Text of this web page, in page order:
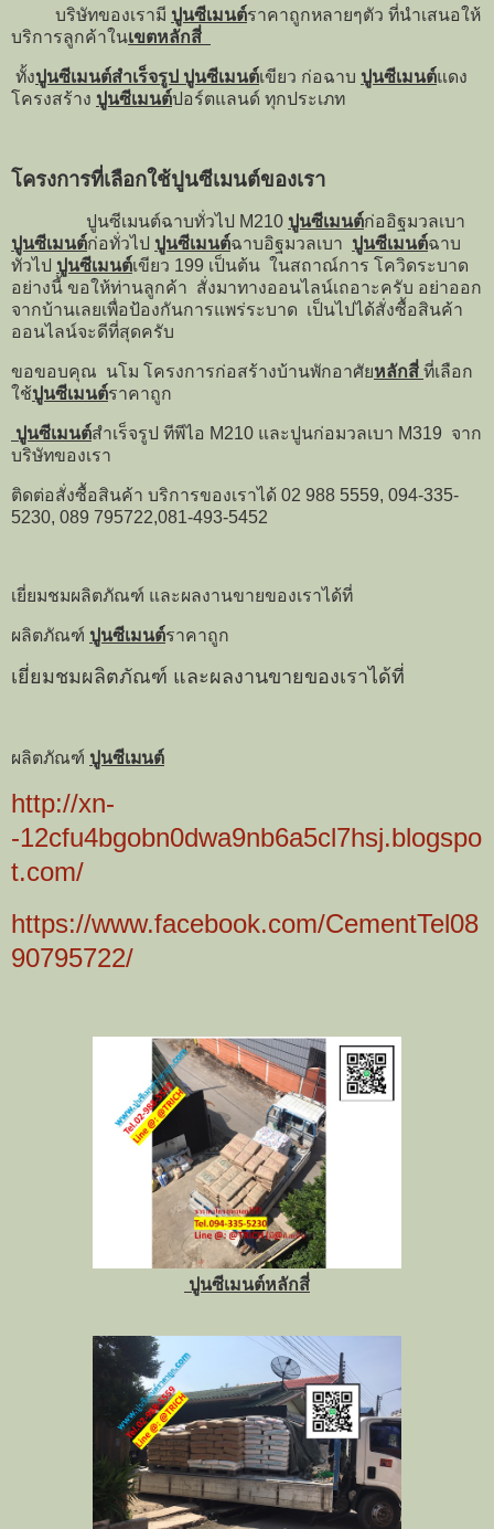
บริษัทของเรามี ปูนซีเมนต์ราคาถูกหลายๆตัว ที่นำเสนอให้
บริการลูกค้าในเขตหลักสี่
ทั้งปูนซีเมนต์สำเร็จรูป ปูนซีเมนต์เขียว ก่อฉาบ ปูนซีเมนต์แดง
โครงสร้าง ปูนซีเมนต์ปอร์ตแลนด์ ทุกประเภท
โครงการที่เลือกใช้ปูนซีเมนต์ของเรา
ปูนซีเมนต์ฉาบทั่วไป M210 ปูนซีเมนต์ก่ออิฐมวลเบา
ปูนซีเมนต์ก่อทั่วไป ปูนซีเมนต์ฉาบอิฐมวลเบา ปูนซีเมนต์ฉาบ
ทั่วไป ปูนซีเมนต์เขียว 199 เป็นต้น ในสถาณ์การ โควิดระบาด
อย่างนี้ ขอให้ท่านลูกค้า สั่งมาทางออนไลน์เถอาะครับ อย่าออก
จากบ้านเลยเพื่อป้องกันการแพร่ระบาด เป็นไปได้สั่งซื้อสินค้า
ออนไลน์จะดีที่สุดครับ
ขอขอบคุณ นโม โครงการก่อสร้างบ้านพักอาศัยหลักสี่ ที่เลือก
ใช้ปูนซีเมนต์ราคาถูก
ปูนซีเมนต์สำเร็จรูป ทีพีไอ M210 และปูนก่อมวลเบา M319 จาก
บริษัทของเรา
ติดต่อสั่งซื้อสินค้า บริการของเราได้ 02 988 5559, 094-335-
5230, 089 795722,081-493-5452
เยี่ยมชมผลิตภัณฑ์ และผลงานขายของเราได้ที่
ผลิตภัณฑ์ ปูนซีเมนต์ราคาถูก
เยี่ยมชมผลิตภัณฑ์ และผลงานขายของเราได้ที่
ผลิตภัณฑ์ ปูนซีเมนต์
http://xn-
-12cfu4bgobn0dwa9nb6a5cl7hsj.blogspo
t.com/
https://www.facebook.com/CementTel08
90795722/
ปูนซีเมนต์หลักสี่